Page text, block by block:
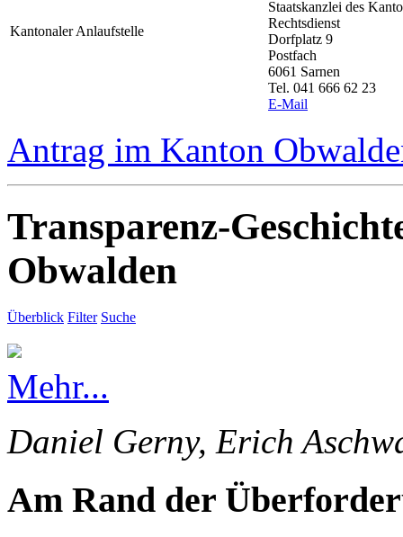
Kantonaler Anlaufstelle
Staatskanzlei des
Rechtsdienst
Dorfplatz 9
Postfach
6061 Sarnen
Tel. 041 666 62 23
E-Mail
Antrag im Kanton
Transparenz-
Obwalden
Überblick Filter Suche
Mehr...
Daniel Gerny, Erich
Am Rand der